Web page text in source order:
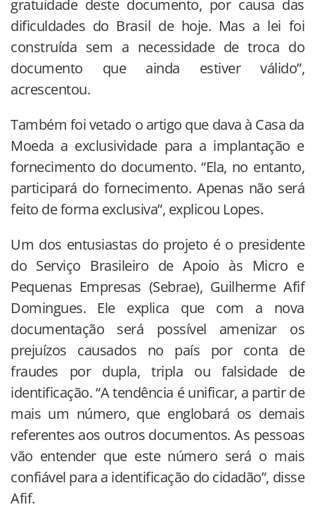
gratuidade deste documento, por causa das
dificuldades do Brasil de hoje. Mas a lei foi
construída sem a necessidade de troca do
documento que ainda estiver válido”,
acrescentou.
Também foi vetado o artigo que dava à Casa da
Moeda a exclusividade para a implantação e
fornecimento do documento. “Ela, no entanto,
participará do fornecimento. Apenas não será
feito de forma exclusiva”, explicou Lopes.
Um dos entusiastas do projeto é o presidente
do Serviço Brasileiro de Apoio às Micro e
Pequenas Empresas (Sebrae), Guilherme Afif
Domingues. Ele explica que com a nova
documentação será possível amenizar os
prejuízos causados no país por conta de
fraudes por dupla, tripla ou falsidade de
identificação. “A tendência é unificar, a partir de
mais um número, que englobará os demais
referentes aos outros documentos. As pessoas
vão entender que este número será o mais
confiável para a identificação do cidadão”, disse
Afif.